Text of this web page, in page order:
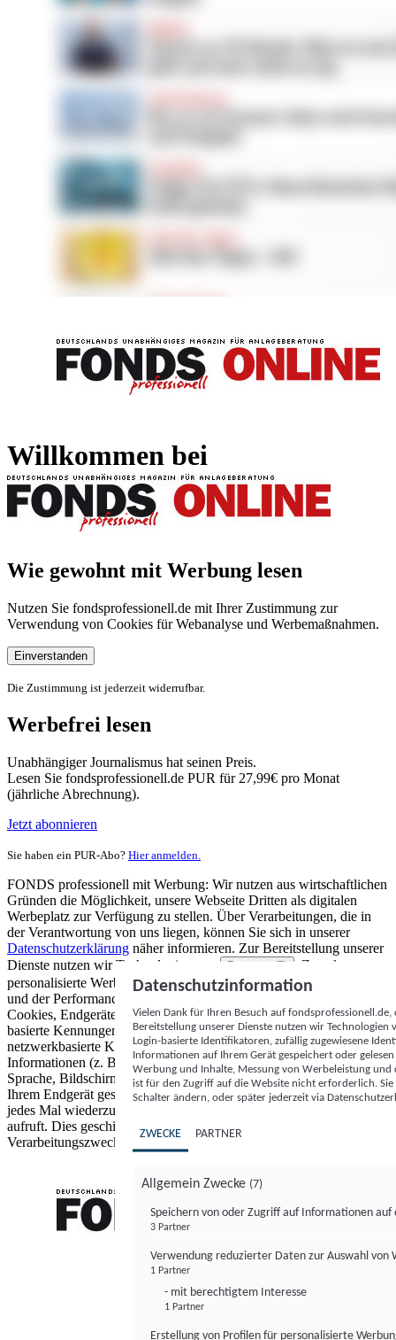
Willkommen bei
Wie gewohnt mit Werbung lesen
Nutzen Sie fondsprofessionell.de mit Ihrer Zustimmung zur
Verwendung von Cookies für Webanalyse und Werbemaßnahmen.
Einverstanden
Die Zustimmung ist jederzeit widerrufbar.
Werbefrei lesen
Unabhängiger Journalismus hat seinen Preis.
Lesen Sie fondsprofessionell.de PUR für 27,99€ pro Monat
(jährliche Abrechnung).
Jetzt abonnieren
Sie haben ein PUR-Abo? Hier anmelden.
FONDS professionell mit Werbung: Wir nutzen aus wirtschaftlichen
Gründen die Möglichkeit, unsere Webseite Dritten als digitalen
Werbeplatz zur Verfügung zu stellen. Über Verarbeitungen, die in
der Verantwortung von uns liegen, können Sie sich in unserer
Datenschutzerklärung näher informieren. Zur Bereitstellung unserer
Dienste nutzen wir Technologien von
Partnern (5)
. Zwecke:
personalisierte Werbung und Inhalte, Messung von Werbeleistung
und der Performance von Inhalten sowie Zielgruppenforschung.
Cookies, Endgeräte- oder ähnliche Online-Kennungen (z. B. login-
basierte Kennungen, zufällig generierte Kennungen,
netzwerkbasierte Kennungen) können zusammen mit anderen
Informationen (z. B. Browsertyp und Browserinformationen,
Sprache, Bildschirmgröße, unterstützte Technologien usw.) auf
Ihrem Endgerät gespeichert oder von dort ausgelesen werden, um es
jedes Mal wiederzuerkennen, wenn es eine App oder einer Webseite
aufruft. Dies geschieht für einen oder mehrere der hier aufgeführten
Verarbeitungszwecke.
Datenschutzinformation
Vielen Dank für Ihren Besuch auf
Bereitstellung unserer Dienste nutzen wir Technologien
Login-basierte Identifikatoren, zufällig zugewiesene
Informationen auf Ihrem Gerät gespeichert oder
Werbung und Inhalte, Messung von Werbeleistung
ist für den Zugriff auf die Website nicht erforderlich.
Schalter ändern, oder später jederzeit via
ZWECKE PARTNER
Allgemein Zwecke (7)
Speichern von oder Zugriff auf Informationen auf
3 Partner
Verwendung reduzierter Daten zur Auswahl von
1 Partner
- mit berechtigtem Interesse
1 Partner
Erstellung von Profilen für personalisierte
FONDS professionell